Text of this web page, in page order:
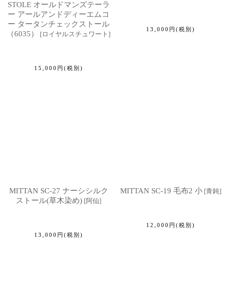
STOLE オールドマンズテーラ
ー アールアンドディーエムコ
ー タータンチェックストール
（6035）
[ロイヤルスチュワート ]
15,000 円 (税別)
13,000 円 (税別)
MITTAN SC-27 ナーシシルク
ストール(草木染め) [阿仙]
13,000 円 (税別)
MITTAN SC-19 毛布2 小 [青鈍]
12,000 円 (税別)